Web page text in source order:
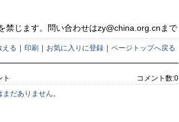
禁じます。問い合わせはzy@china.org.cnまで
える 印刷 お気に入りに登録 ページトップへ戻る
コメント数:0
ト
だありません。